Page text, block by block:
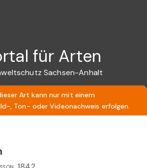
für Arten
Sachsen-Anhalt
Art kann nur mit einem
, Ton- oder Videonachweis erfolgen.